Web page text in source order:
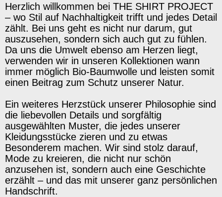
Herzlich willkommen bei THE SHIRT PROJECT
– wo Stil auf Nachhaltigkeit trifft und jedes Detail
zählt. Bei uns geht es nicht nur darum, gut
auszusehen, sondern sich auch gut zu fühlen.
Da uns die Umwelt ebenso am Herzen liegt,
verwenden wir in unseren Kollektionen wann
immer möglich Bio-Baumwolle und leisten somit
einen Beitrag zum Schutz unserer Natur.
Ein weiteres Herzstück unserer Philosophie sind
die liebevollen Details und sorgfältig
ausgewählten Muster, die jedes unserer
Kleidungsstücke zieren und zu etwas
Besonderem machen. Wir sind stolz darauf,
Mode zu kreieren, die nicht nur schön
anzusehen ist, sondern auch eine Geschichte
erzählt – und das mit unserer ganz persönlichen
Handschrift.